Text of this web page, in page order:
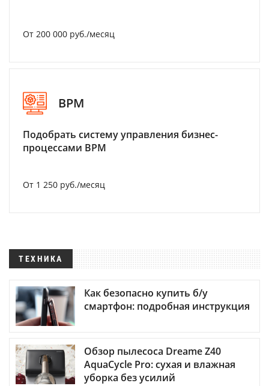
От 200 000 руб./месяц
BPM
Подобрать систему управления бизнес-
процессами BPM
От 1 250 руб./месяц
ТЕХНИКА
Как безопасно купить б/у
смартфон: подробная инструкция
Обзор пылесоса Dreame Z40
AquaCycle Pro: сухая и влажная
уборка без усилий